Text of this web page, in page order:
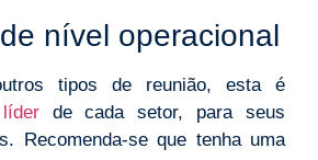
nível operacional
tipos de reunião, esta é
líderde cada setor, para seus
Recomenda-se que tenha uma